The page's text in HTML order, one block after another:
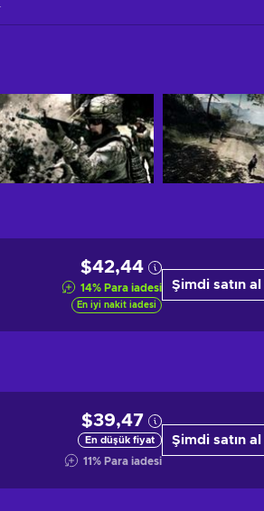
$42,44
14% Para iadesi
En iyi nakit iadesi
Şimdi satın al
$39,47
En düşük fiyat
11% Para iadesi
Şimdi satın al